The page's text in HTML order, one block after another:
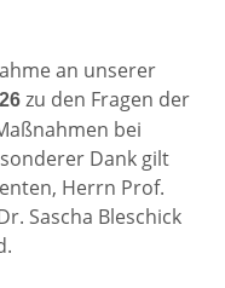
an unserer
zu den Fragen der
bei
Dank gilt
Herrn Prof.
Sascha Bleschick